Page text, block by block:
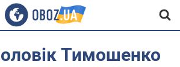
Тимошенко